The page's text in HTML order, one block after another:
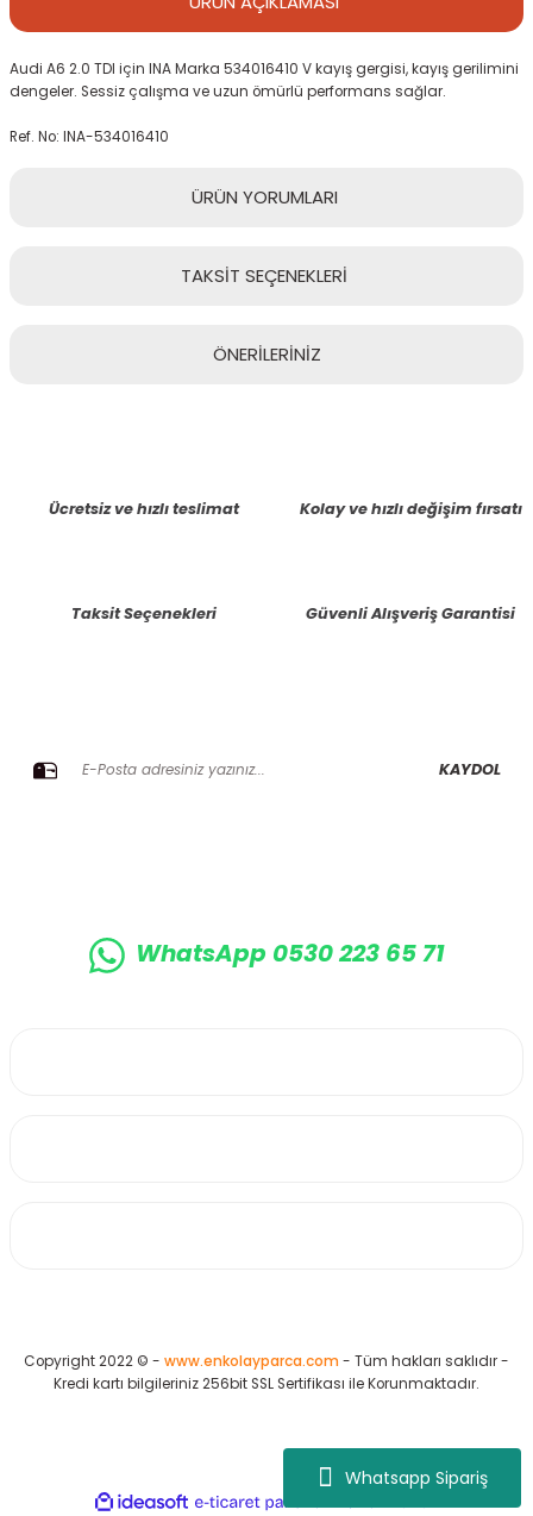
Whatsapp Sipariş
Audi A6 2.0 TDI için INA Marka 534016410 V kayış gergisi, kayış gerilimini
dengeler. Sessiz çalışma ve uzun ömürlü performans sağlar.
Ref. No: INA-534016410
ÜRÜN YORUMLARI
TAKSİT SEÇENEKLERİ
ÖNERİLERİNİZ
Ürün bilgilerinde hatalar bulunuyor.
Ücretsiz ve hızlı teslimat Kolay ve hızlı değişim fırsatı
Taksit Seçenekleri Güvenli Alışveriş Garantisi
KAYDOL
WhatsApp 0530 223 65 71
Copyright 2022 © - www.enkolayparca.com - Tüm hakları saklıdır -
Kredi kartı bilgileriniz 256bit SSL Sertifikası ile Korunmaktadır.
ideasoft